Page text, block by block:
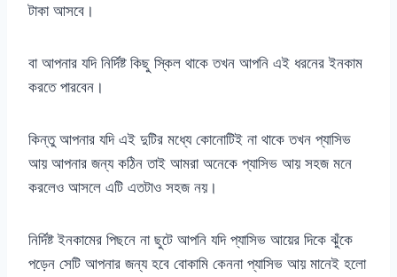
টাকা আসবে।
বা আপনার যদি নির্দিষ্ট কিছু স্কিল থাকে তখন আপনি এই ধরনের ইনকাম
করতে পারবেন।
কিন্তু আপনার যদি এই দুটির মধ্যে কোনোটিই না থাকে তখন প্যাসিভ
আয় আপনার জন্য কঠিন তাই আমরা অনেকে প্যাসিভ আয় সহজ মনে
করলেও আসলে এটি এতটাও সহজ নয়।
নির্দিষ্ট ইনকামের পিছনে না ছুটে আপনি যদি প্যাসিভ আয়ের দিকে ঝুঁকে
পড়েন সেটি আপনার জন্য হবে বোকামি কেননা প্যাসিভ আয় মানেই হলো